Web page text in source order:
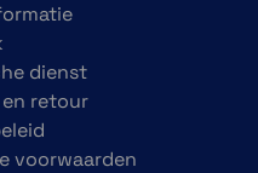
dienst
retour
voorwaarden